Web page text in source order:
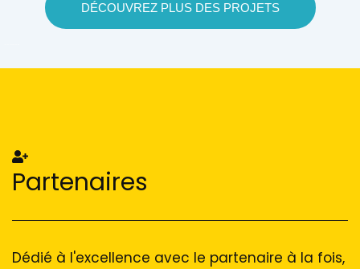
DÉCOUVREZ PLUS DES PROJETS
Partenaires
Dédié à l'excellence avec le partenaire à la fois,